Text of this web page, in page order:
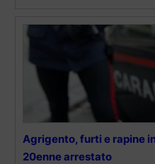
Agrigento, furti e rapine
20enne arrestato